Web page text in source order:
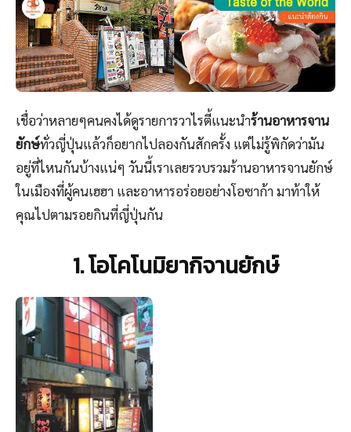
เชื่อว่าหลายๆคนคงได้ดูรายการวาไรตี้แนะนำร้านอาหารจาน
ยักษ์ทั่วญี่ปุ่นแล้วก็อยากไปลองกันสักครั้ง แต่ไม่รู้พิกัดว่ามัน
อยู่ที่ไหนกันบ้างแน่ๆ วันนี้เราเลยรวบรวมร้านอาหารจานยักษ์
ในเมืองที่ผู้คนเฮฮา และอาหารอร่อยอย่างโอซาก้า มาท้าให้
คุณไปตามรอยกินที่ญี่ปุ่นกัน
1. โอโคโนมิยากิจานยักษ์